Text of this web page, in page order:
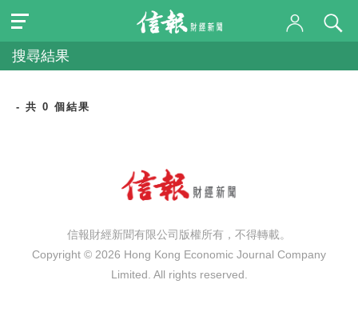
搜尋結果
- 共 0 個結果
信報財經新聞有限公司版權所有，不得轉載。
Copyright © 2026 Hong Kong Economic Journal Company
Limited. All rights reserved.